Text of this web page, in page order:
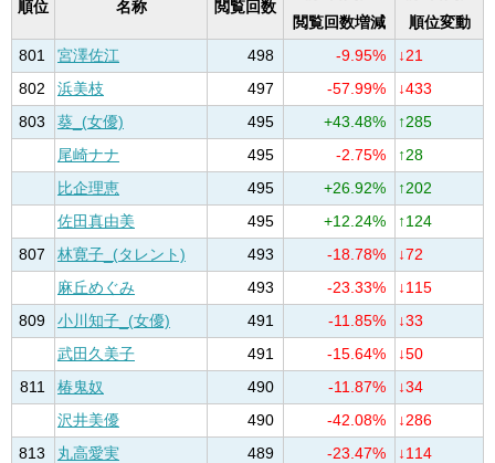
順位 名称 閲覧回数
閲覧回数増減
順位変動
801
宮澤佐江 498 -9.95%
↓21
802
浜美枝 497 -57.99%
↓433
803
葵_(女優) 495 +43.48%
↑285
尾崎ナナ
495 -2.75%
↑28
比企理恵
495 +26.92%
↑202
佐田真由美
495 +12.24%
↑124
807
林寛子_(タレント) 493 -18.78%
↓72
麻丘めぐみ
493 -23.33%
↓115
809
小川知子_(女優) 491 -11.85%
↓33
武田久美子
491 -15.64%
↓50
811
椿鬼奴 490 -11.87%
↓34
沢井美優
490 -42.08%
↓286
813
丸高愛実 489 -23.47%
↓114